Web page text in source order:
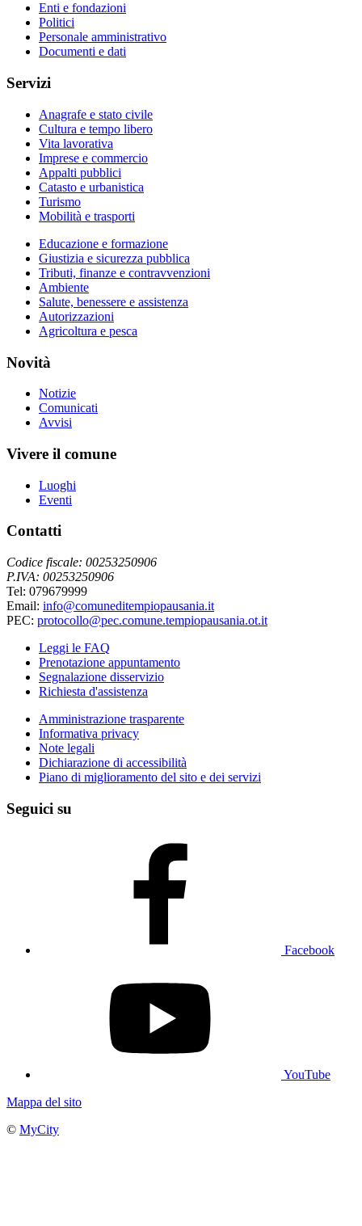
Enti e fondazioni
Politici
Personale amministrativo
Documenti e dati
Servizi
Anagrafe e stato civile
Cultura e tempo libero
Vita lavorativa
Imprese e commercio
Appalti pubblici
Catasto e urbanistica
Turismo
Mobilità e trasporti
Educazione e formazione
Giustizia e sicurezza pubblica
Tributi, finanze e contravvenzioni
Ambiente
Salute, benessere e assistenza
Autorizzazioni
Agricoltura e pesca
Novità
Notizie
Comunicati
Avvisi
Vivere il comune
Luoghi
Eventi
Contatti
Codice fiscale: 00253250906
P.IVA: 00253250906
Tel: 079679999
Email: info@comuneditempiopausania.it
PEC: protocollo@pec.comune.tempiopausania.ot.it
Leggi le FAQ
Prenotazione appuntamento
Segnalazione disservizio
Richiesta d'assistenza
Amministrazione trasparente
Informativa privacy
Note legali
Dichiarazione di accessibilità
Piano di miglioramento del sito e dei servizi
Seguici su
Facebook
YouTube
Mappa del sito
© MyCity